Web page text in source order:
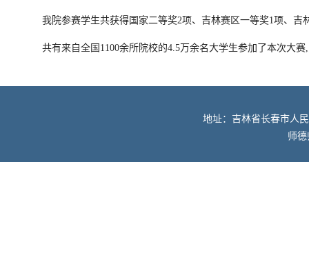
我院参赛学生共获得国家二等奖2项、吉林赛区一等奖1项、吉
共有来自全国1100余所院校的4.5万余名大学生参加了本次大
地址：吉林省长春市人
师德